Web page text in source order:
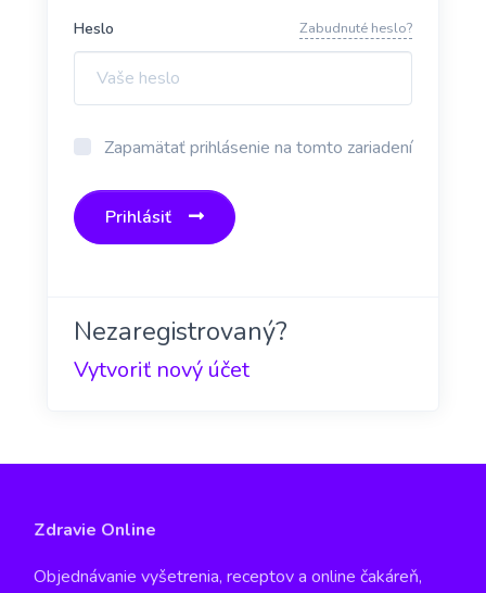
Heslo Zabudnuté heslo?
Zapamätať prihlásenie na tomto zariadení
Prihlásiť
Nezaregistrovaný?
Vytvoriť nový účet
Zdravie Online
Objednávanie vyšetrenia, receptov a online čakáreň,